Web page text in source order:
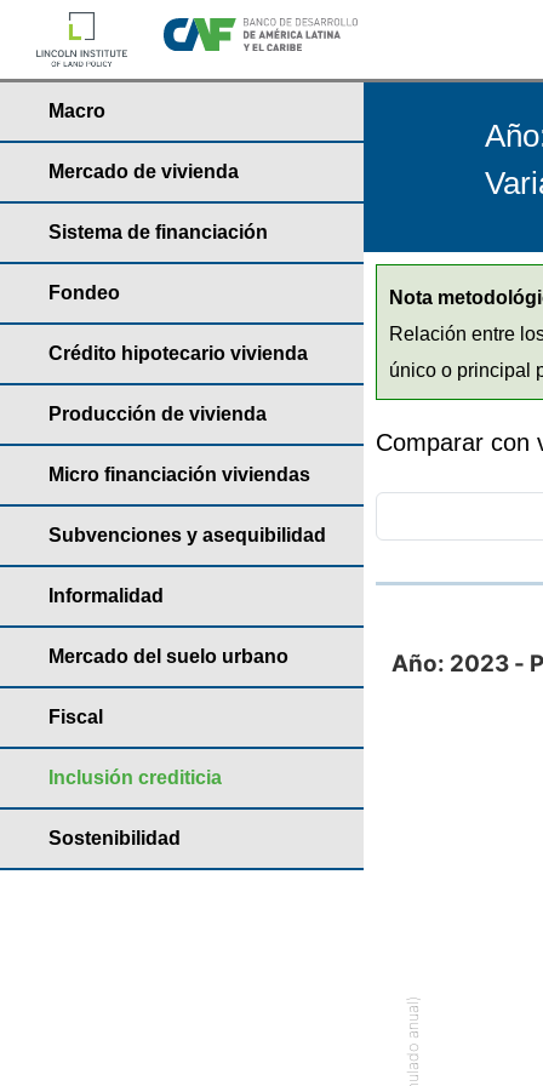
Macro
Mercado de vivienda
Sistema de financiación
Fondeo
Crédito hipotecario vivienda
Producción de vivienda
Micro financiación viviendas
Subvenciones y asequibilidad
Informalidad
Mercado del suelo urbano
Fiscal
Inclusión crediticia
Sostenibilidad
Nota
Relación entre
único o principal
Comparar con
Año: 2023 -
Año: 2023 -